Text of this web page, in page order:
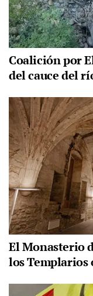
Coalición por
del cauce del
El Monasterio
los Templarios